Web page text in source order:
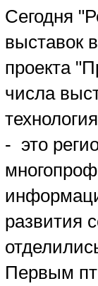
Сегодня
выставок
проекта
числа
- это
развития
Первым